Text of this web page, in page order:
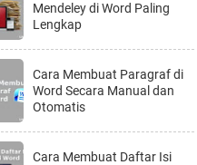
Mendeley di Word Paling
Lengkap
Cara Membuat Paragraf di
Word Secara Manual dan
Otomatis
Cara Membuat Daftar Isi